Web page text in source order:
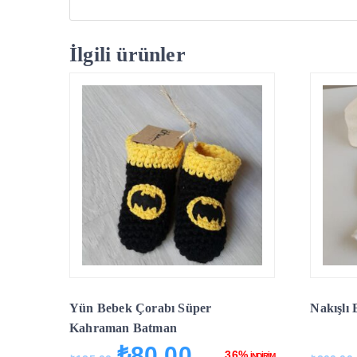
İlgili ürünler
Yün Bebek Çorabı Süper
Kahraman Batman
36%
Nakışlı